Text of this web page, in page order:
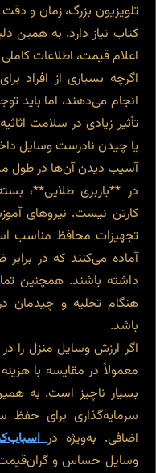
تلویزیون بزرگ، زمان و
کتاب نیاز دارد. به همین
اعلام قیمت، اطلاعات
اگرچه بسیاری از افراد
انجام می‌دهند، اما باید
تأثیر زیادی در سلامت
یا چیدن نادرست وسایل
آسیب دیدن آن‌ها در طول
در **باربری طلایی**،
کارتن نیست. نیروهای
تجهیزات محافظ مناسب
آماده می‌کنند که در
داشته باشند. همچنین
هنگام تخلیه و چیدمان
باشد.
اگر ارزش وسایل منزل را
معمولاً در مقایسه با
بسیار ناچیز است. به
سرمایه‌گذاری برای حفظ
اضافی. به‌ویژه در
وسایل حساس و گران‌قیمت